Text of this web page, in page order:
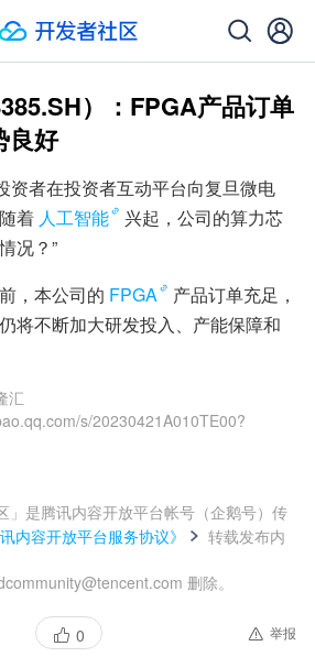
）：FPGA产品订单
良好
资者在投资者互动平台向复旦微电
着 人工智能
兴起，公司的算力芯
况？”
，本公司的 FPGA
产品订单充足，
将不断加大研发投入、产能保障和
汇
s/20230421A010TE00?
」是腾讯内容开放平台帐号（企鹅号）传
讯内容开放平台服务协议》
转载发布内
删除。
0 举报